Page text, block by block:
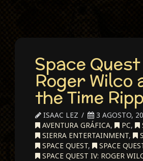
Space Quest
Roger Wilco
the Time
ISAAC LEZ
3 AGOSTO,
AVENTURA GRÁFICA, PC,
SIERRA ENTERTAINMENT,
SPACE QUEST, SPACE
SPACE QUEST IV: ROGER